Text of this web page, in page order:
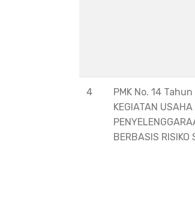
4
PMK No. 14
KEGIATAN
BERBASIS RISIKO